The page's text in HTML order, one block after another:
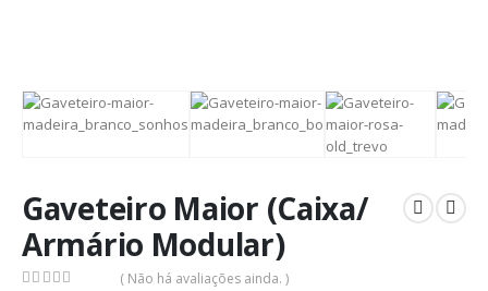
Gaveteiro Maior (Caixa/
Armário Modular)
( Não há avaliações ainda. )